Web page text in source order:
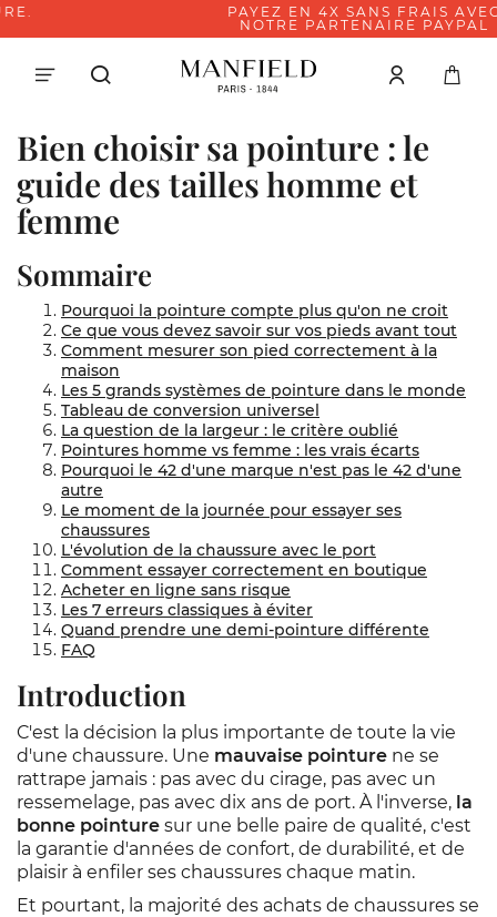
PAYEZ EN 4X SANS FRAIS AVEC
NOTRE PARTENAIRE PAYPAL
Bien choisir sa pointure : le
guide des tailles homme et
femme
Sommaire
Pourquoi la pointure compte plus qu'on ne croit
Ce que vous devez savoir sur vos pieds avant tout
Comment mesurer son pied correctement à la
maison
Les 5 grands systèmes de pointure dans le monde
Tableau de conversion universel
La question de la largeur : le critère oublié
Pointures homme vs femme : les vrais écarts
Pourquoi le 42 d'une marque n'est pas le 42 d'une
autre
Le moment de la journée pour essayer ses
chaussures
L'évolution de la chaussure avec le port
Comment essayer correctement en boutique
Acheter en ligne sans risque
Les 7 erreurs classiques à éviter
Quand prendre une demi-pointure différente
FAQ
Introduction
C'est la décision la plus importante de toute la vie
d'une chaussure. Une mauvaise pointure ne se
rattrape jamais : pas avec du cirage, pas avec un
ressemelage, pas avec dix ans de port. À l'inverse, la
bonne pointure sur une belle paire de qualité, c'est
la garantie d'années de confort, de durabilité, et de
plaisir à enfiler ses chaussures chaque matin.
Et pourtant, la majorité des achats de chaussures se